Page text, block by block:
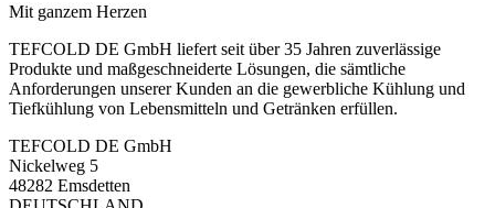
Mit ganzem Herzen
TEFCOLD DE GmbH liefert seit über 35 Jahren zuverlässige
Produkte und maßgeschneiderte Lösungen, die sämtliche
Anforderungen unserer Kunden an die gewerbliche Kühlung und
Tiefkühlung von Lebensmitteln und Getränken erfüllen.
TEFCOLD DE GmbH
Nickelweg 5
48282 Emsdetten